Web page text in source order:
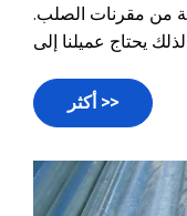
مع أكثر من 100 حاوية من مقرنات الصلب.
يحتاج عميلنا إلى
يخططون للعودة إلى
المنزل من أجل F
أكثر >>